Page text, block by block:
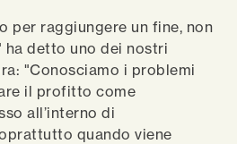
per raggiungere un fine, non
ha detto uno dei nostri
"Conosciamo i problemi
il profitto come
all’interno di
quando viene